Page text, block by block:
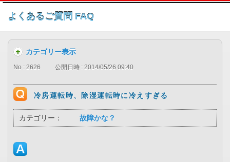
このページの本文へ
よくあるご質問 FAQ
カテゴリー表示
No : 2626 公開日時 : 2014/05/26 09:40
冷房運転時、除湿運転時に冷えすぎる
カテゴリー： 故障かな？